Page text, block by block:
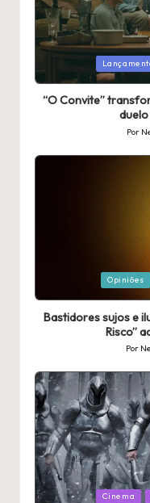
“O Convite”
Por
Opiniões
Bastidores sujos e
Risco”
Por
Publicado
Cinema